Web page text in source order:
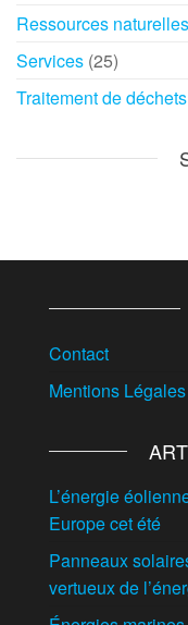
Ressources naturelles
Services (25)
Traitement de déchets
Contact
Mentions Légales
L’énergie
Europe cet été
Panneaux
vertueux de